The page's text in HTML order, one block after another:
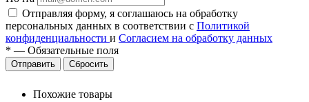
Отправляя форму, я соглашаюсь на обработку
персональных данных в соответствии с Политикой
конфиденциальности и Согласием на обработку данных
* — Обязательные поля
Сбросить
Похожие товары